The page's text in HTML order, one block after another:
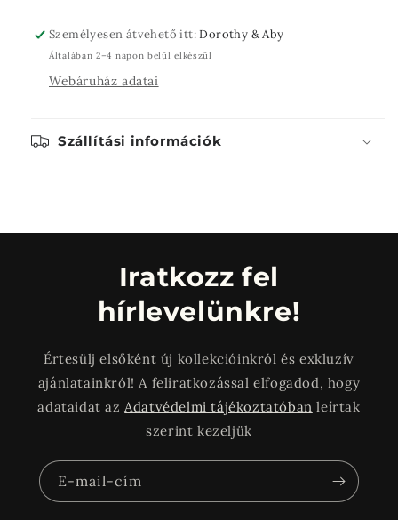
Személyesen átvehető itt:Dorothy & Aby
Általában 2–4 napon belül elkészül
Webáruház adatai
Szállítási információk
Iratkozz fel
hírlevelünkre!
Értesülj elsőként új kollekcióinkról és exkluzív
ajánlatainkról! A feliratkozással elfogadod, hogy
adataidat azAdatvédelmi tájékoztatóban leírtak
szerint kezeljük
E-mail-cím